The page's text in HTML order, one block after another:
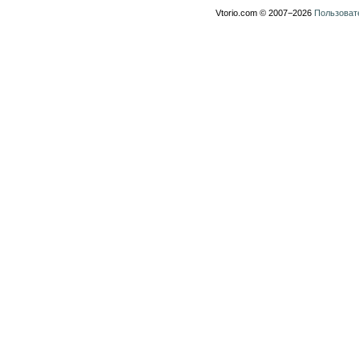
Vtorio.com © 2007−2026